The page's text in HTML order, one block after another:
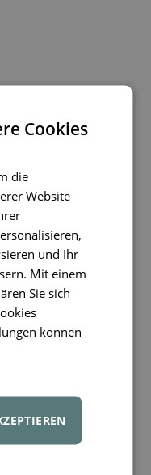
Cookies
die
Website
und Ihr
Mit einem
Sie sich
können